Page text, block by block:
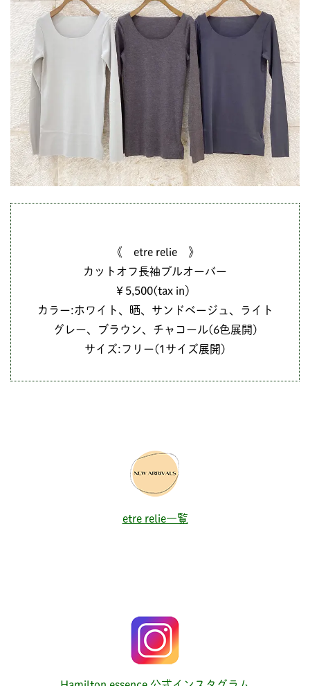
《 etre relie 》
カットオフ長袖プルオーバー
￥5,500(tax in）
カラー:ホワイト、晒、サンドベージュ、ライト
グレー、ブラウン、チャコール(6色展開)
サイズ:フリー(1サイズ展開)
etre relie一覧